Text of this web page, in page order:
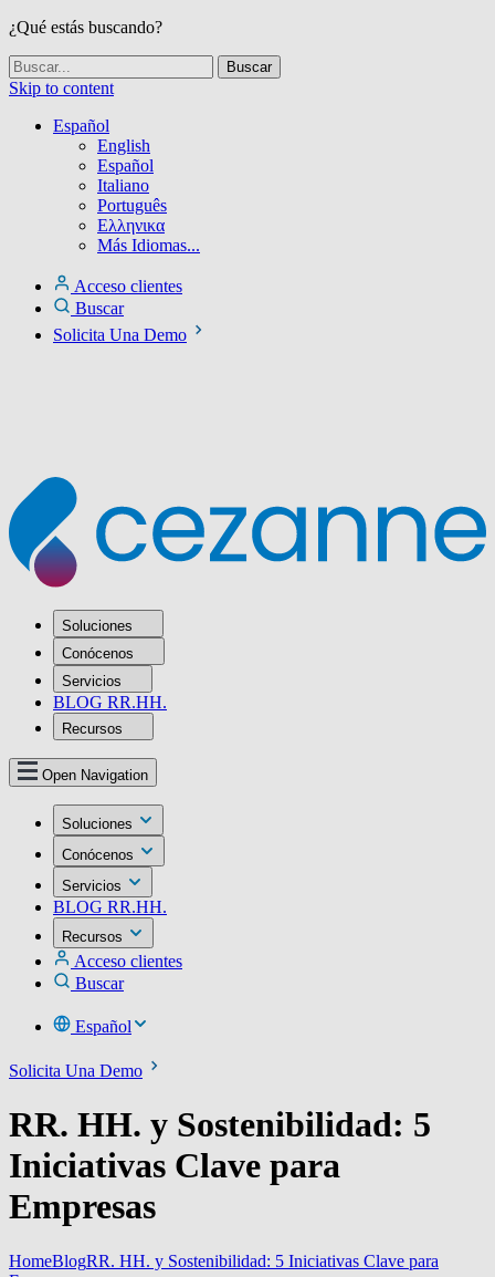
¿Qué estás buscando?
Skip to content
Español
English
Español
Italiano
Português
Ελληνικα
Más Idiomas...
Acceso clientes
Buscar
Solicita Una Demo
Soluciones
Conócenos
Servicios
BLOG RR.HH.
Recursos
Open Navigation
Soluciones
Conócenos
Servicios
BLOG RR.HH.
Recursos
Acceso clientes
Buscar
Español
Solicita Una Demo
RR. HH. y Sostenibilidad: 5
Iniciativas Clave para
Empresas
HomeBlogRR. HH. y Sostenibilidad: 5 Iniciativas Clave para